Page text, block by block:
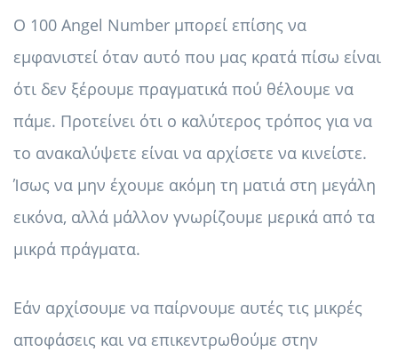
Ο 100 Angel Number μπορεί επίσης να
εμφανιστεί όταν αυτό που μας κρατά πίσω είναι
ότι δεν ξέρουμε πραγματικά πού θέλουμε να
πάμε. Προτείνει ότι ο καλύτερος τρόπος για να
το ανακαλύψετε είναι να αρχίσετε να κινείστε.
Ίσως να μην έχουμε ακόμη τη ματιά στη μεγάλη
εικόνα, αλλά μάλλον γνωρίζουμε μερικά από τα
μικρά πράγματα.
Εάν αρχίσουμε να παίρνουμε αυτές τις μικρές
αποφάσεις και να επικεντρωθούμε στην